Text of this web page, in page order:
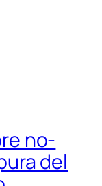
no-
del